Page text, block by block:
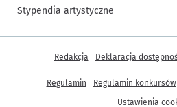
Stypendia artystyczne
Inne informacje
Redakcja Deklaracja
Regulamin Regulamin konkursów
Ustawienia